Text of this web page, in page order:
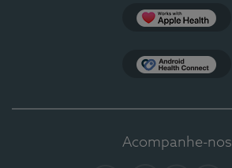
Acompanhe-nos